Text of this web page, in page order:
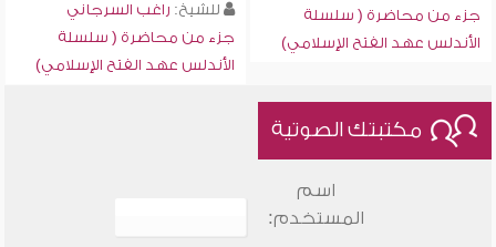
جزء من محاضرة ( سلسلة
الأندلس عهد الفتح الإسلامي)
للشيخ: راغب السرجاني
جزء من محاضرة ( سلسلة
الأندلس عهد الفتح الإسلامي)
مكتبتك الصوتية
اسم
المستخدم: